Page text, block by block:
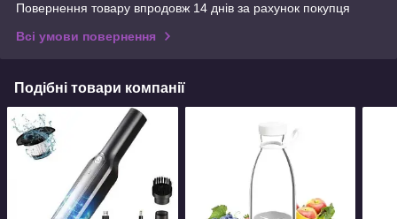
Повернення товару впродовж 14 днів за рахунок покупця
Всі умови повернення
Подібні товари компанії